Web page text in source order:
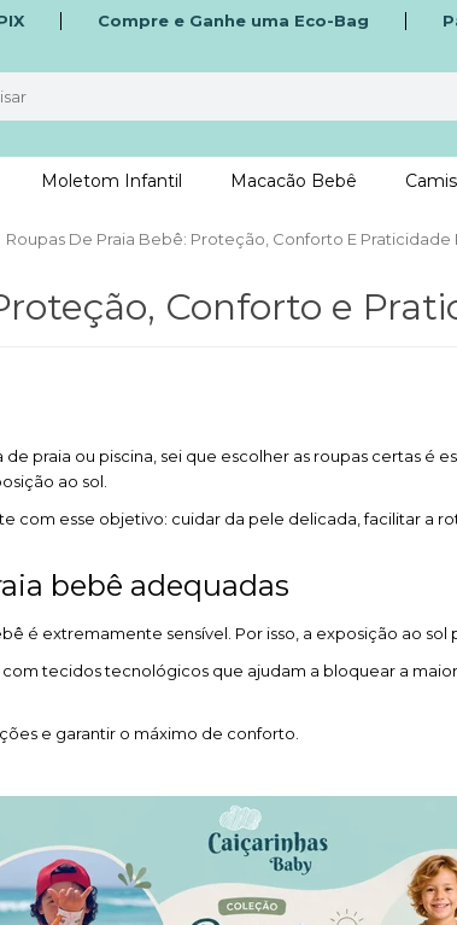
Compre e Ganhe uma Eco-Bag
Moletom Infantil Macacão Bebê
Roupas De Praia Bebê: Proteção, Conforto E Praticidade
Conforto e
praia ou piscina, sei que escolher as roupas certas é
ao sol.
com esse objetivo: cuidar da pele delicada, facilitar a
bebê adequadas
é extremamente sensível. Por isso, a exposição ao
tecidos tecnológicos que ajudam a bloquear a
e garantir o máximo de conforto.